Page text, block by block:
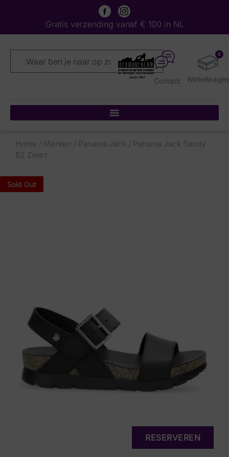
Gratis verzending vanaf € 100 in NL
0
Contact
Home / Merken / Panama Jack / Panama Jack Sandy
B2 Zwart
Sold Out
RESERVEREN